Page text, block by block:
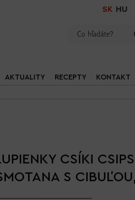
SK HU
AKTUALITY RECEPTY KONTAKT
CSÍKI
S